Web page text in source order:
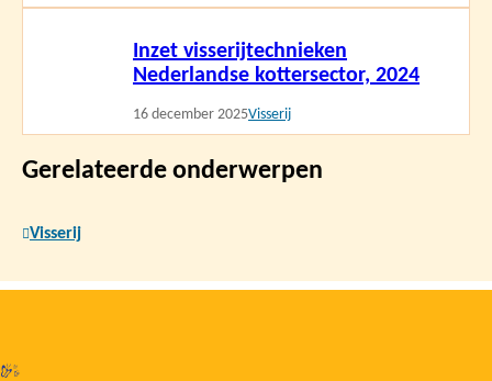
Inzet visserijtechnieken
Nederlandse kottersector, 2024
16 december 2025Visserij
Gerelateerde onderwerpen
Visserij